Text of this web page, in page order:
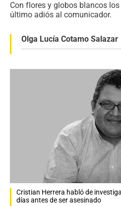
Con flores y globos blancos
último adiós al comunicador.
Olga Lucía Cotamo Salazar
Cristian Herrera habló de
días antes de ser asesinado